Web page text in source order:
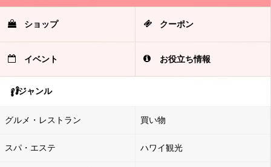
ショップ クーポン
イベント お役立ち情報
ジャンル
グルメ・レストラン 買い物
スパ・エステ ハワイ観光